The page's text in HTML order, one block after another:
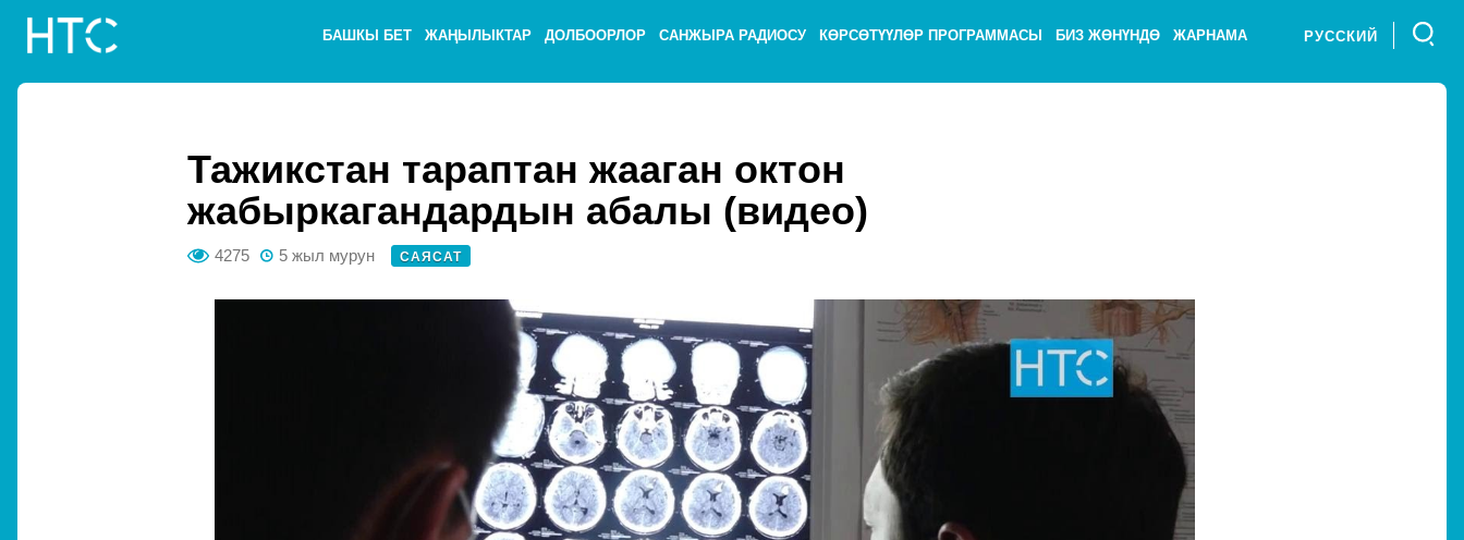
БАШКЫ БЕТ ЖАҢЫЛЫКТАР ДОЛБООРЛОР САНЖЫРА РАДИОСУ КӨРСӨТҮҮЛӨР ПРОГРАММАСЫ БИЗ ЖӨНҮНДӨ ЖАРНАМА РУССКИЙ
Тажикстан тараптан жааган октон
жабыркагандардын абалы (видео)
4275 5 жыл мурун САЯСАТ